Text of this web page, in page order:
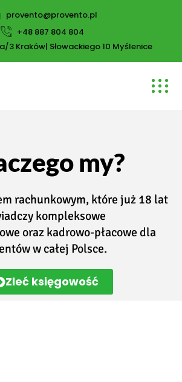
provento@provento.pl
+48 887 804 804
3 Kraków| Słowackiego 10 Myślenice
my?
rachunkowym, które już 18 lat
kompleksowe
oraz kadrowo-płacowe dla
w całej Polsce.
Zleć księgowość